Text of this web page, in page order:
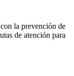
la prevención de
de atención para